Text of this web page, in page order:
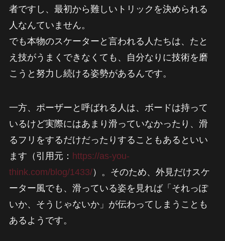
者ですし、最初から難しいトリックを決められる
人なんていません。
でも本物のスケーターと言われる人たちは、たと
え技がうまくできなくても、自分なりに技術を磨
こうと努力し続ける姿勢があるんです。
一方、ポーザーと呼ばれる人は、ボードは持って
いるけど実際にはあまり滑っていなかったり、滑
るフリをするだけだったりすることもあるといい
ます（引用元： https://as-you-
think.com/blog/1433/）。そのため、外見だけスケ
ーター風でも、滑っている姿を見れば「それっぽ
いか、そうじゃないか」が伝わってしまうことも
あるようです。